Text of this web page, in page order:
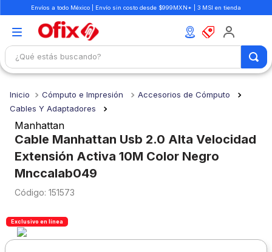
Envíos a todo México | Envío sin costo desde $999MXN* | 3 MSI en tienda
¿Qué estás buscando?
Cómputo e Impresión
Accesorios de Cómputo
Cables Y Adaptadores
Manhattan
Cable Manhattan Usb 2.0 Alta Velocidad
Extensión Activa 10M Color Negro
Mnccalab049
: 151573
Exclusivo en línea
1.
mochilas
2.
libretas
3.
cuaderno
4.
cuadernos
7.
escritorio